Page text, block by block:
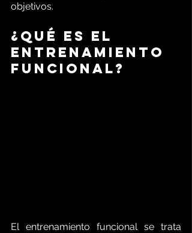
objetivos.
¿Qué es el
entrenamiento
funcional?
El entrenamiento funcional se trata